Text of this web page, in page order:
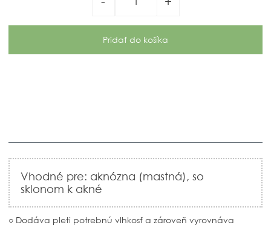
Vhodné pre: aknózna (mastná), so
sklonom k akné
○ Dodáva pleti potrebnú vlhkosť a zároveň vyrovnáva